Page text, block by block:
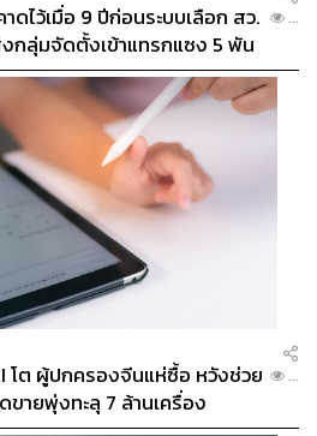
ดไว้เมื่อ 9 ปีก่อนระบบเลือก สว.
กลุ่มจัดตั้งเข้าแทรกแซง 5 พัน
...
โต ผู้ปกครองจีนแห่ซื้อ หวังช่วย
ายพุ่งทะลุ 7 ล้านเครื่อง
...